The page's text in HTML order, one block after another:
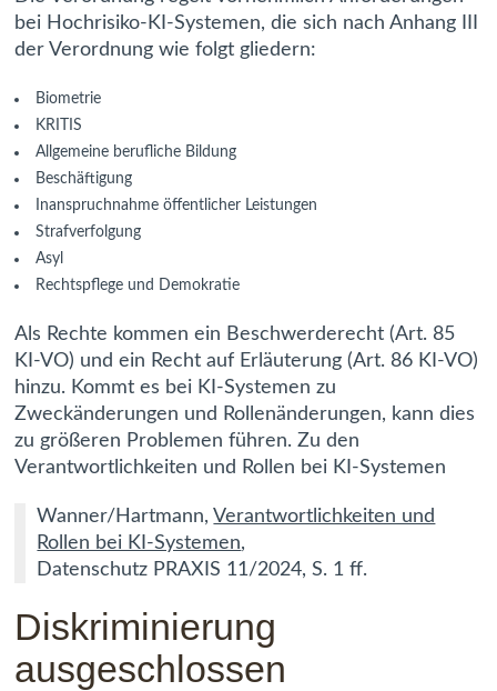
bei Hochrisiko-KI-Systemen, die sich nach Anhang III
der Verordnung wie folgt gliedern:
Biometrie
KRITIS
Allgemeine berufliche Bildung
Beschäftigung
Inanspruchnahme öffentlicher Leistungen
Strafverfolgung
Asyl
Rechtspflege und Demokratie
Als Rechte kommen ein Beschwerderecht (Art. 85
KI-VO) und ein Recht auf Erläuterung (Art. 86 KI-VO)
hinzu. Kommt es bei KI-Systemen zu
Zweckänderungen und Rollenänderungen, kann dies
zu größeren Problemen führen. Zu den
Verantwortlichkeiten und Rollen bei KI-Systemen
Wanner/Hartmann,Verantwortlichkeiten und
Rollen bei KI-Systemen,
Datenschutz PRAXIS 11/2024, S. 1 ff.
Diskriminierung
ausgeschlossen